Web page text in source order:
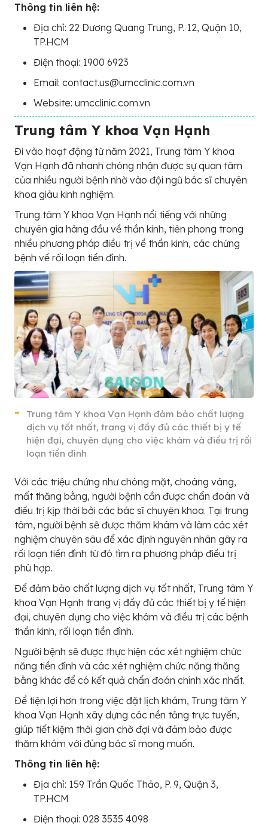
Thông tin liên hệ:
Địa chỉ: 22 Dương Quang Trung, P. 12, Quận 10,
TP.HCM
Điện thoại: 1900 6923
Email: contact.us@umcclinic.com.vn
Website: umcclinic.com.vn
Trung tâm Y khoa Vạn Hạnh
Đi vào hoạt động từ năm 2021, Trung tâm Y khoa
Vạn Hạnh đã nhanh chóng nhận được sự quan tâm
của nhiều người bệnh nhờ vào đội ngũ bác sĩ chuyên
khoa giàu kinh nghiệm.
Trung tâm Y khoa Vạn Hạnh nổi tiếng với những
chuyên gia hàng đầu về thần kinh, tiên phong trong
nhiều phương pháp điều trị về thần kinh, các chứng
bệnh về rối loạn tiền đình.
Trung tâm Y khoa Vạn Hạnh đảm bảo chất lượng
dịch vụ tốt nhất, trang vị đầy đủ các thiết bị y tế
hiện đại, chuyên dụng cho việc khám và điều trị rối
loạn tiền đình
Với các triệu chứng như chóng mặt, choáng váng,
mất thăng bằng, người bệnh cần được chẩn đoán và
điều trị kịp thời bởi các bác sĩ chuyên khoa. Tại trung
tâm, người bệnh sẽ được thăm khám và làm các xét
nghiệm chuyên sâu để xác định nguyên nhân gây ra
rối loạn tiền đình từ đó tìm ra phương pháp điều trị
phù hợp.
Để đảm bảo chất lượng dịch vụ tốt nhất, Trung tâm Y
khoa Vạn Hạnh trang vị đầy đủ các thiết bị y tế hiện
đại, chuyên dụng cho việc khám và điều trị các bệnh
thần kinh, rối loạn tiền đình.
Người bệnh sẽ được thực hiện các xét nghiệm chức
năng tiền đình và các xét nghiệm chức năng thăng
bằng khác để có kết quả chẩn đoán chính xác nhất.
Để tiện lợi hơn trong việc đặt lịch khám, Trung tâm Y
khoa Vạn Hạnh xây dựng các nền tảng trực tuyến,
giúp tiết kiệm thời gian chờ đợi và đảm bảo được
thăm khám với đúng bác sĩ mong muốn.
Thông tin liên hệ:
Địa chỉ: 159 Trần Quốc Thảo, P. 9, Quận 3,
TP.HCM
Điện thoại: 028 3535 4098